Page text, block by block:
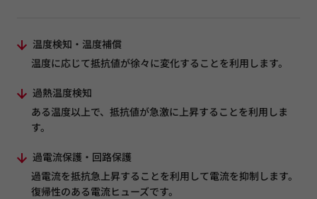
温度検知・温度補償
温度に応じて抵抗値が徐々に変化することを利用します。
過熱温度検知
ある温度以上で、抵抗値が急激に上昇することを利用しま
す。
過電流保護・回路保護
過電流を抵抗急上昇することを利用して電流を抑制します。
復帰性のある電流ヒューズです。